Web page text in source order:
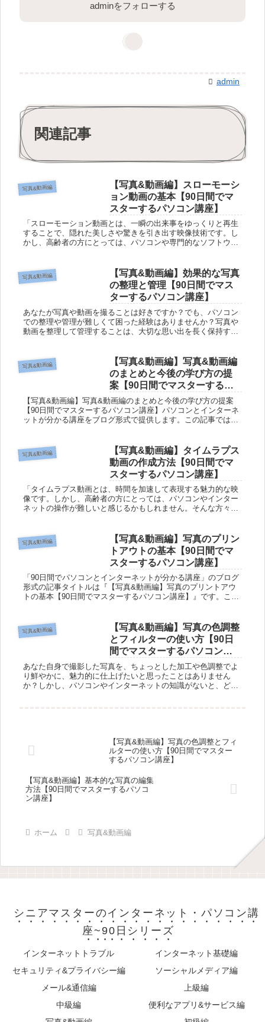
adminをフォローする
admin
関連記事
写真&動画編
【写真&動画編】スローモーシ
ョン動画の基本【90日間でマ
スターするパソコン講座】
「スローモーション動画とは、一瞬の出来事をゆっくりと再生
することで、隠れた美しさや驚きを引き出す映像技術です。し
かし、高齢者の方にとっては、パソコンや専門的なソフトウェ
写真&動画編
【写真&動画編】効果的な写真
の整理と管理【90日間でマス
ターするパソコン講座】
あなたが写真や動画を撮ることは好きですか？でも、パソコン
での整理や管理が難しくて困った経験はありませんか？写真や
動画を整理して管理することは、大切な思い出を長く保持する
写真&動画編
【写真&動画編】写真&動画編
のまとめと今後の学び方の提
案【90日間でマスターするパ
ソコン講座】
【写真&動画編】写真&動画編のまとめと今後の学び方の提案
【90日間でマスターするパソコン講座】パソコンとインターネ
ットが分かる講座をブログ形式で提供します。この記事では、
写真&動画編
【写真&動画編】タイムラプス
動画の作成方法【90日間でマ
スターするパソコン講座】
「タイムラプス動画とは、時間を加速して表現する魅力的な映
像です。しかし、高齢者の方にとっては、パソコンやインター
ネットの操作が難しいと感じるかもしれません。そんな方々に
写真&動画編
【写真&動画編】写真のプリン
トアウトの基本【90日間でマ
スターするパソコン講座】
「90日間でパソコンとインターネットが分かる講座」のブログ
形式の記事タイトルは『【写真&動画編】写真のプリントアウ
トの基本【90日間でマスターするパソコン講座】』です。この
写真&動画編
【写真&動画編】写真の色調整
とフィルターの使い方【90日
間でマスターするパソコン講
座】
あなた自身で撮影した写真を、ちょっとした加工や色調整でよ
り鮮やかに、魅力的に仕上げたいと思ったことはありません
か？しかし、パソコンやインターネットの知識がないと、どう
【写真&動画編】写真の色調整とフィ
ルターの使い方【90日間でマスター
するパソコン講座】
【写真&動画編】基本的な写真の編集
方法【90日間でマスターするパソコ
ン講座】
ホーム 写真&動画編
シニアマスターのインターネット・パソコン講
座~90日シリーズ
インターネットトラブル
インターネット基礎編
セキュリティ&プライバシー編
ソーシャルメディア編
メール&通信編
上級編
中級編
便利なアプリ&サービス編